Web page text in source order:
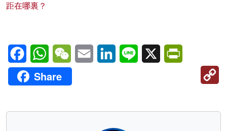
距在哪裏？
FacebookWhatsAppWeChatEmail LinkedInLine X
Share